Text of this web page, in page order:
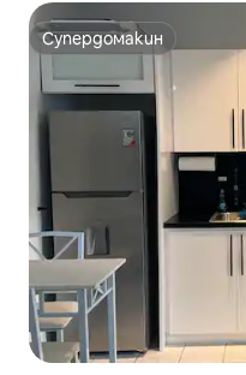
Супердомакин
Супердомакин